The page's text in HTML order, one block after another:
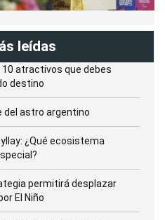
leídas
10 atractivos que debes
destino
del astro argentino
¿Qué ecosistema
permitirá desplazar
El Niño